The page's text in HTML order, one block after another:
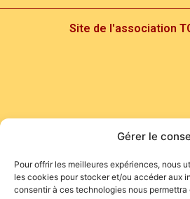
Gérer le
Pour offrir les meilleures expériences, nous
les cookies pour stocker et/ou accéder aux
consentir à ces technologies nous
Site de l'association